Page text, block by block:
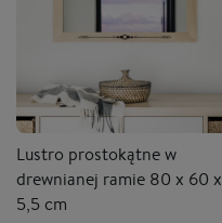
Lustro prostokątne w
drewnianej ramie 80 x 60 x
5,5 cm